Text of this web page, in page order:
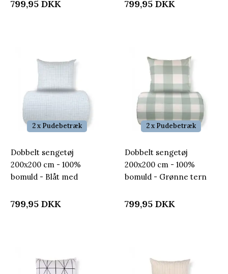
799,95 DKK 799,95 DKK
2 x Pudebetræk
Dobbelt sengetøj
200x200 cm - 100%
bomuld - Blåt med
799,95 DKK
2 x Pudebetræk
Dobbelt sengetøj
200x200 cm - 100%
bomuld - Grønne tern
799,95 DKK